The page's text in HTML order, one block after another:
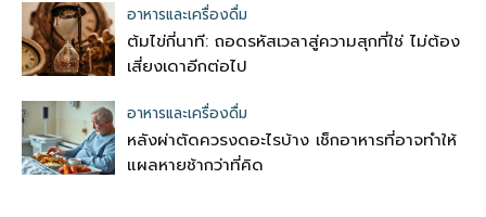
อาหารและเครื่องดื่ม
ต้มไข่กี่นาที: ถอดรหัสเวลาสู่ความสุกที่ใช่ ไม่ต้อง
เสี่ยงเดาอีกต่อไป
อาหารและเครื่องดื่ม
หลังผ่าตัดควรงดอะไรบ้าง เช็กอาหารที่อาจทำให้
แผลหายช้ากว่าที่คิด